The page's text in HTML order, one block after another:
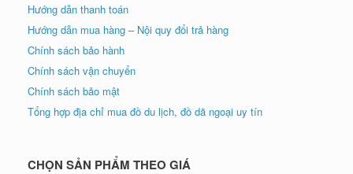
Hướng dẫn thanh toán
Hướng dẫn mua hàng – Nội quy đổi trả hàng
Chính sách bảo hành
Chính sách vận chuyển
Chính sách bảo mật
Tổng hợp địa chỉ mua đồ du lịch, đồ dã ngoại uy tín
CHỌN SẢN PHẨM THEO GIÁ